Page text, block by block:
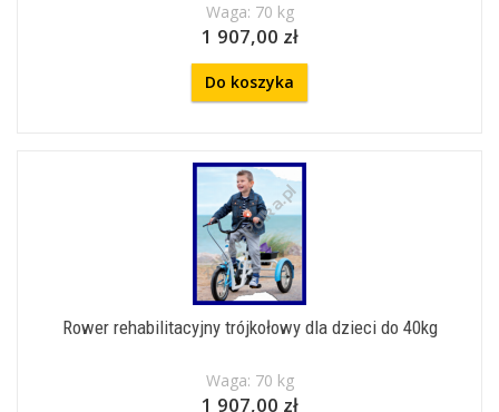
Waga: 70 kg
1 907,00 zł
Do koszyka
Rower rehabilitacyjny trójkołowy dla dzieci do 40kg
Waga: 70 kg
1 907,00 zł